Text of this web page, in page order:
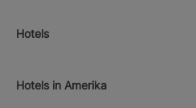
Hotels
Hotels in Amerika